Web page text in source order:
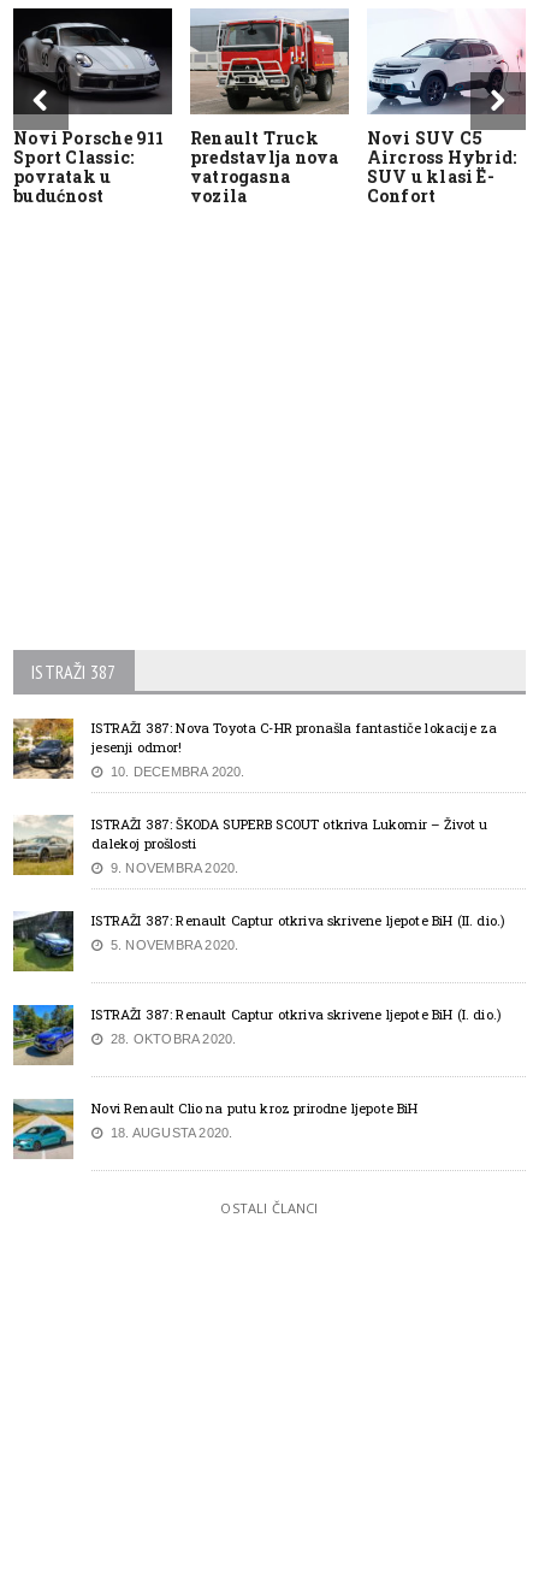
Novi Porsche 911
Sport Classic:
povratak u
budućnost
Renault Truck
predstavlja nova
vatrogasna
vozila
Novi SUV C5
Aircross Hybrid:
SUV u klasi Ë-
Confort
ISTRAŽI 387
ISTRAŽI 387: Nova Toyota C-HR pronašla fantastiče lokacije za
jesenji odmor!
10. DECEMBRA 2020.
ISTRAŽI 387: ŠKODA SUPERB SCOUT otkriva Lukomir – Život u
dalekoj prošlosti
9. NOVEMBRA 2020.
ISTRAŽI 387: Renault Captur otkriva skrivene ljepote BiH (II. dio.)
5. NOVEMBRA 2020.
ISTRAŽI 387: Renault Captur otkriva skrivene ljepote BiH (I. dio.)
28. OKTOBRA 2020.
Novi Renault Clio na putu kroz prirodne ljepote BiH
18. AUGUSTA 2020.
OSTALI ČLANCI